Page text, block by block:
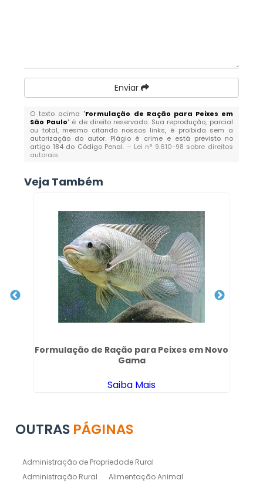
Enviar
O texto acima "Formulação de Ração para Peixes em
São Paulo" é de direito reservado. Sua reprodução, parcial
ou total, mesmo citando nossos links, é proibida sem a
autorização do autor. Plágio é crime e está previsto no
artigo 184 do Código Penal. – Lei n° 9.610-98 sobre direitos
autorais.
Veja Também
Formulação de Ração para Peixes em Novo
Gama
Saiba Mais
OUTRAS PÁGINAS
Administração de Propriedade Rural
Administração Rural
Alimentação Animal